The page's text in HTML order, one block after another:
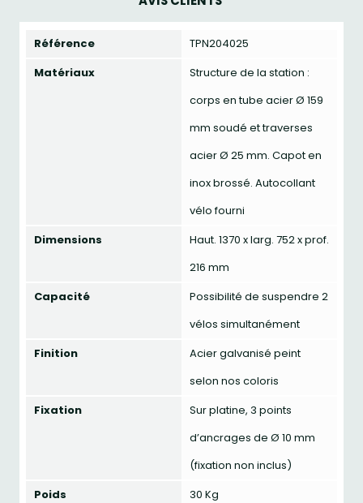
Référence
TPN204025
Matériaux
Structure de la station :
corps en tube acier Ø 159
mm soudé et traverses
acier Ø 25 mm. Capot en
inox brossé. Autocollant
vélo fourni
Dimensions
Haut. 1370 x larg. 752 x prof.
216 mm
Capacité
Possibilité de suspendre 2
vélos simultanément
Finition
Acier galvanisé peint
selon nos coloris
Fixation
Sur platine, 3 points
d’ancrages de Ø 10 mm
(fixation non inclus)
Poids
30 Kg